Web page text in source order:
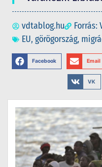
vdtablog.hu Forrás:
EU, görögország,
Facebook Email
VK